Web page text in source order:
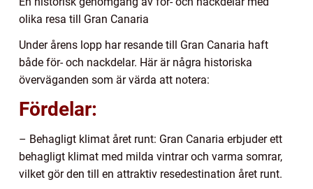
olika resa till Gran Canaria
Under årens lopp har resande till Gran Canaria haft
både för- och nackdelar. Här är några historiska
överväganden som är värda att notera:
Fördelar:
– Behagligt klimat året runt: Gran Canaria erbjuder ett
behagligt klimat med milda vintrar och varma somrar,
vilket gör den till en attraktiv resedestination året runt.